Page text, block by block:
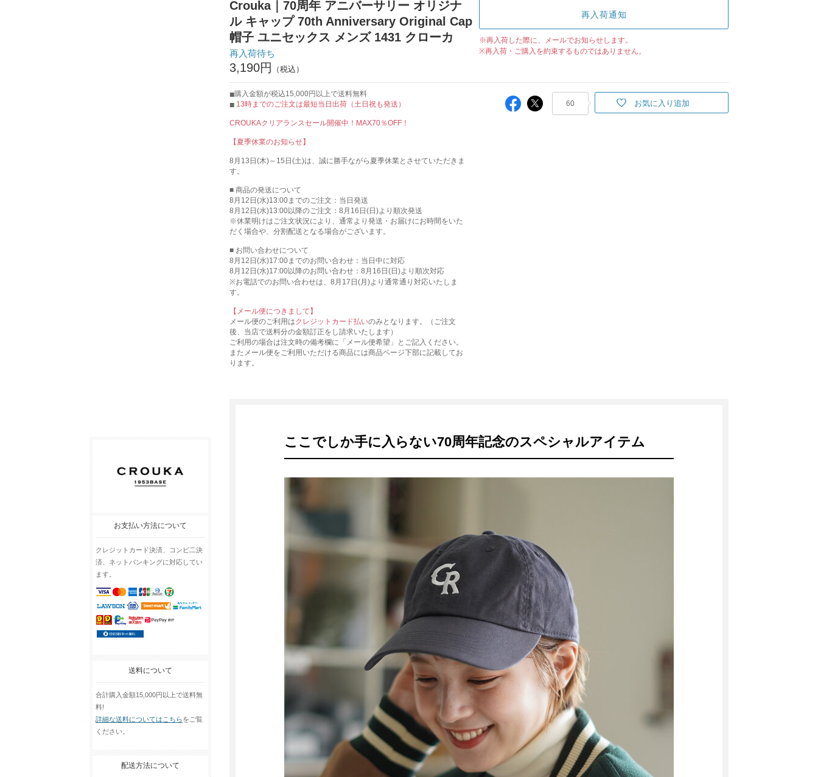
お支払い方法について
クレジットカード決済、コンビ二決
済、ネットバンキングに対応してい
ます。
送料について
合計購入金額15,000円以上で送料無
料!
詳細な送料についてはこちらをご覧
ください。
配送方法について
Crouka｜70周年 アニバーサリー オリジナ
ル キャップ 70th Anniversary Original Cap
帽子 ユニセックス メンズ 1431 クローカ
再入荷待ち
3,190円
再入荷通知
※再入荷した際に、メールでお知らせします。
※再入荷・ご購入を約束するものではありません。
購入金額が税込15,000円以上で送料無料
13時までのご注文は最短当日出荷（土日祝も発送）
CROUKAクリアランスセール開催中！MAX70％OFF！
【夏季休業のお知らせ】
8月13日(木)～15日(土)は、誠に勝手ながら夏季休業とさせていただきま
す。
■ 商品の発送について
8月12日(水)13:00までのご注文：当日発送
8月12日(水)13:00以降のご注文：8月16日(日)より順次発送
※休業明けはご注文状況により、通常より発送・お届けにお時間をいた
だく場合や、分割配送となる場合がございます。
■ お問い合わせについて
8月12日(水)17:00までのお問い合わせ：当日中に対応
8月12日(水)17:00以降のお問い合わせ：8月16日(日)より順次対応
※お電話でのお問い合わせは、8月17日(月)より通常通り対応いたしま
す。
【メール便につきまして】
メール便のご利用はクレジットカード払いのみとなります。（ご注文
後、当店で送料分の金額訂正をし請求いたします）
ご利用の場合は注文時の備考欄に「メール便希望」とご記入ください。
またメール便をご利用いただける商品には商品ページ下部に記載してお
ります。
60 お気に入り追加
ここでしか手に入らない70周年記念のスペシャルアイテム